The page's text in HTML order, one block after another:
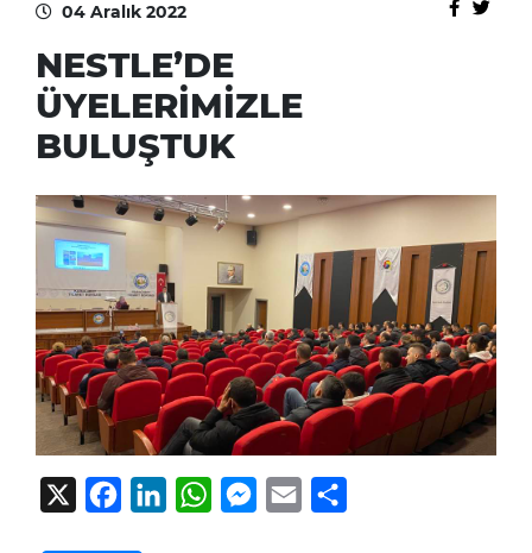
04 Aralık 2022
NESTLE’DE
ÜYELERİMİZLE
BULUŞTUK
FacebookLinkedInWhatsAppMessenger
Email